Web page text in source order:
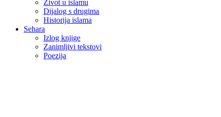
Život u islamu
Dijalog s drugima
Historija islama
Sehara
Izlog knjige
Zanimljivi tekstovi
Poezija